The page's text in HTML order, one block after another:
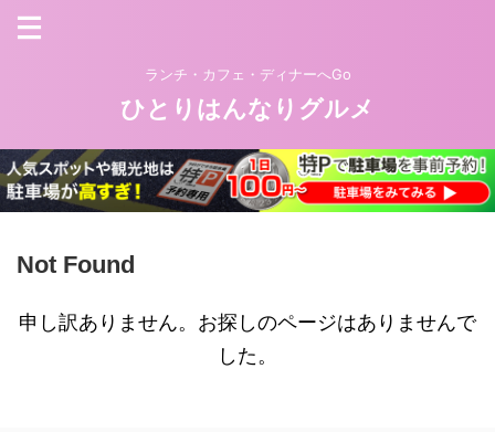
ランチ・カフェ・ディナーへGo
ひとりはんなりグルメ
Not Found
申し訳ありません。お探しのページはありませんで
した。